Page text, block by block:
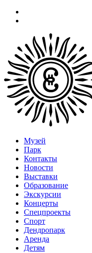
Музей
Парк
Контакты
Новости
Выставки
Образование
Экскурсии
Концерты
Спецпроекты
Спорт
Дендропарк
Аренда
Детям